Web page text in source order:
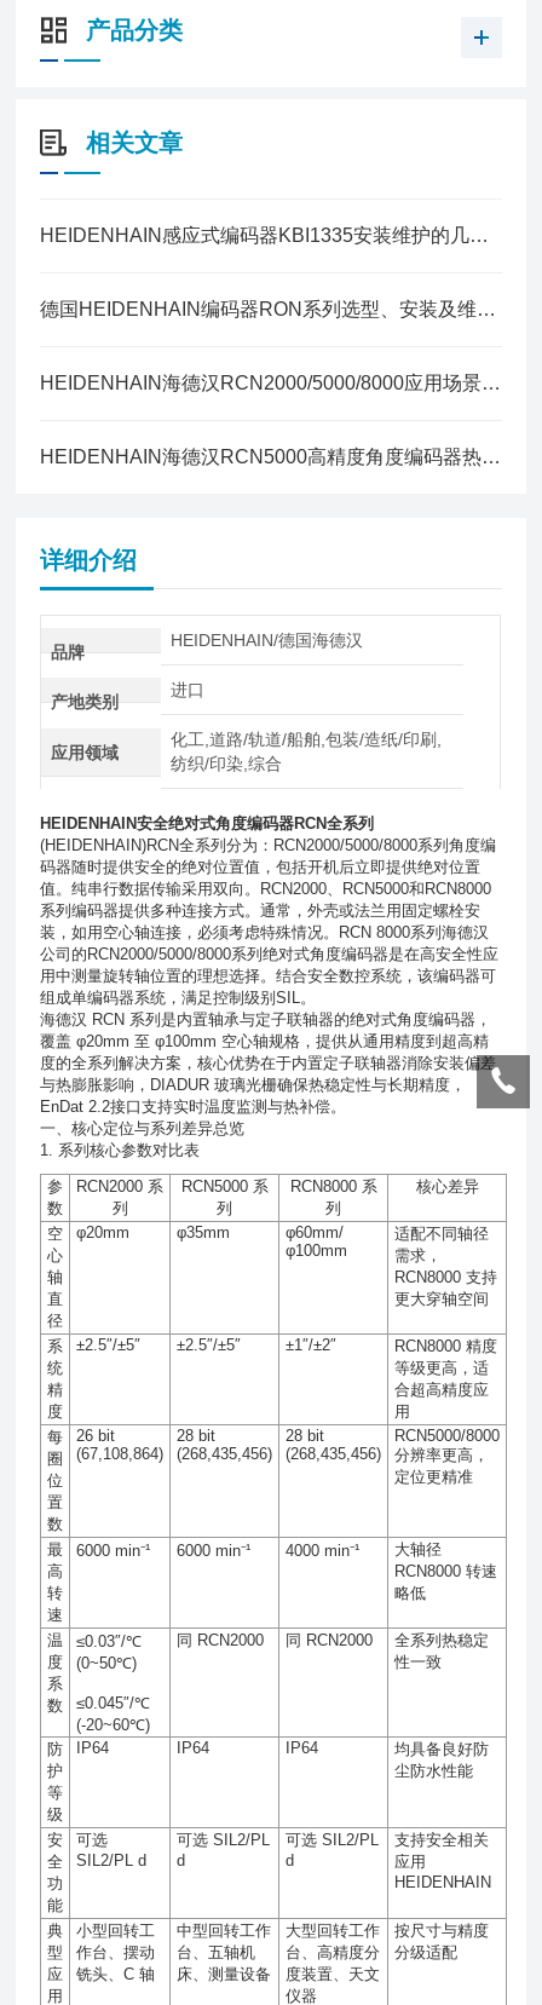
产品分类
相关文章
HEIDENHAIN感应式编码器KBI1335安装维护的几点建议
德国HEIDENHAIN编码器RON系列选型、安装及维护指南
HEIDENHAIN海德汉RCN2000/5000/8000应用场景与选型指南
HEIDENHAIN海德汉RCN5000高精度角度编码器热膨胀补偿方案全解
详细介绍
品牌
HEIDENHAIN/德国海德汉
产地类别
进口
应用领域
化工,道路/轨道/船舶,包装/造纸/印刷,
纺织/印染,综合
HEIDENHAIN安全绝对式角度编码器RCN全系列
(HEIDENHAIN)RCN全系列分为： RCN2000/5000/8000系列角度编
码器随时提供安全的绝对位置值，包括开机后立即提供绝对位置
值。纯串行数据传输采用双向。
RCN2000、 RCN5000和 RCN8000
系列编码器提供多种连接方式。通常，外壳或法兰用固定螺栓安
装，如用空心轴连接，必须考虑特殊情况。
RCN 8000系列海德汉
公司的 RCN2000/5000/8000系列绝对式角度编码器是在高安全性应
用中测量旋转轴位置的理想选择。结合安全数控系统，该编码器可
组成单编码器系统，满足控制级别SIL。
海德汉 RCN 系列是内置轴承与定子联轴器的绝对式角度编码器 ，
覆盖 φ20mm至 φ100mm 空心轴规格，提供从通用精度到超高精
度的全系列解决方案，核心优势在于内置定子联轴器消除安装偏差
与热膨胀影响， DIADUR玻璃光栅确保热稳定性与长期精度，
EnDat 2.2接口支持实时温度监测与热补偿。
一、核心定位与系列差异总览
1. 系列核心参数对比表
参
数
RCN2000 系
列
RCN5000 系
列
RCN8000 系
列
核心差异
空
心
轴
直
径
φ20mm φ35mm
φ60mm/
φ100mm
适配不同轴径
需求，
RCN8000支持
更大穿轴空间
系
统
精
度
±2.5″/±5″ ±2.5″/±5″ ±1″/±2″ RCN8000精度
等级更高，适
合超高精度应
用
每
圈
位
置
数
26 bit
(67,108,864)
28 bit
(268,435,456)
28 bit
(268,435,456)
RCN5000/8000
分辨率更高，
定位更精准
最
高
转
速
6000 min⁻¹ 6000 min⁻¹ 4000 min⁻¹
大轴径
RCN8000转速
略低
温
度
系
数
≤0.03″/℃
(0~50℃)
≤0.045″/℃
(-20~60℃)
同 RCN2000 同 RCN2000
全系列热稳定
性一致
防
护
等
级
IP64 IP64 IP64
均具备良好防
尘防水性能
安
全
功
能
可选
SIL2/PL d
可选 SIL2/PL
d
可选 SIL2/PL
d
支持安全相关
应用
HEIDENHAIN
典
型
应
用
小型回转工
作台、摆动
铣头、C轴
中型回转工作
台、五轴机
床、测量设备
大型回转工作
台、高精度分
度装置、天文
仪器
按尺寸与精度
分级适配